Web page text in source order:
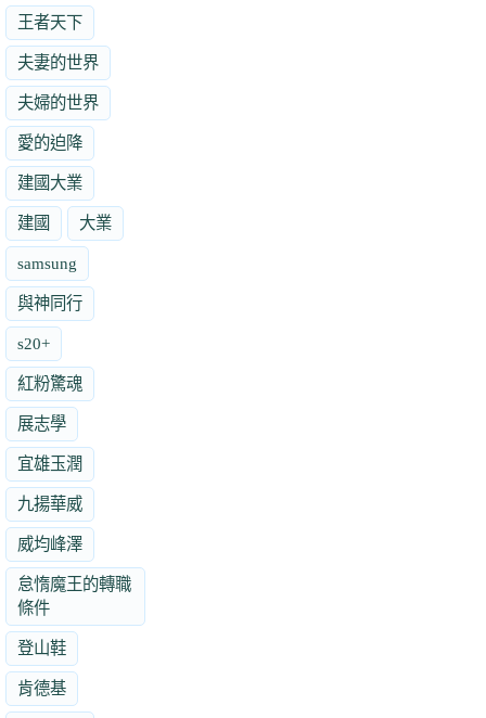
王者天下
夫妻的世界
夫婦的世界
愛的迫降
建國大業
建國 大業
samsung
與神同行
s20+
紅粉驚魂
展志學
宜雄玉潤
九揚華威
威均峰澤
怠惰魔王的轉職
條件
登山鞋
肯德基